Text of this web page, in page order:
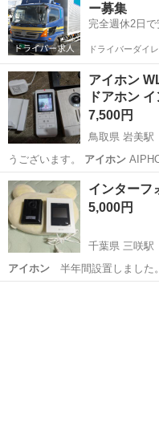
ー募集
完全週休2日
ドライバーダイ
アイホン
ドアホン
7,500円
鳥取県 岩美駅
うございます。 アイホン
#AIPHON…
鳥取 岩美郡 岩美駅
インターフ
5,000円
千葉県 三咲駅
アイホン半年間設置しました